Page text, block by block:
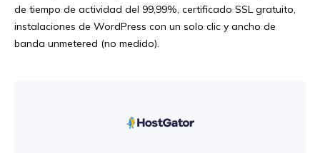
de tiempo de actividad del 99,99%, certificado SSL gratuito,
instalaciones de WordPress con un solo clic y ancho de
banda unmetered (no medido).